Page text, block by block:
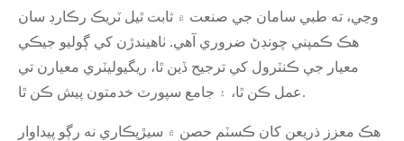
وڃي، ته طبي سامان جي صنعت ۾ ثابت ٿيل ٽريڪ رڪارڊ سان
هڪ ڪمپني چونڊڻ ضروري آهي. ٺاهيندڙن کي ڳوليو جيڪي
معيار جي ڪنٽرول کي ترجيح ڏين ٿا، ريگيوليٽري معيارن تي
عمل ڪن ٿا، ۽ جامع سپورٽ خدمتون پيش ڪن ٿا.
هڪ معزز ذريعن کان ڪسٽم حصن ۾ سيڙپڪاري نه رڳو پيداوار